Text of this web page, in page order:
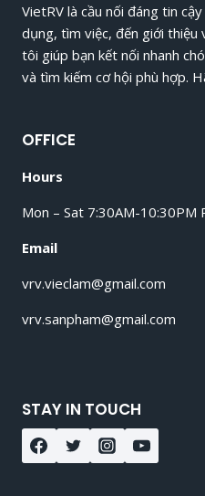
VietRV là cầu nối đáng tin
dụng, tìm việc, đến giới thiệu
tôi giúp bạn kết nối nhanh
và tìm kiếm cơ hội phù hợp.
OFFICE
Hours
Mon – Sat 7:30AM-10:30PM
Email
vrv.vieclam@gmail.com
vrv.sanpham@gmail.com
STAY IN TOUCH